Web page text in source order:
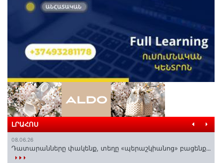
ԼՐԱՀՈՍ
08.06.26
Դատարանները փակենք, տեղը «պերաշկիանոց» բացենք․․․